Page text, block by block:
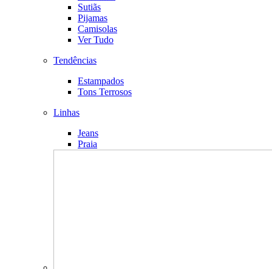
Sutiãs
Pijamas
Camisolas
Ver Tudo
Tendências
Estampados
Tons Terrosos
Linhas
Jeans
Praia